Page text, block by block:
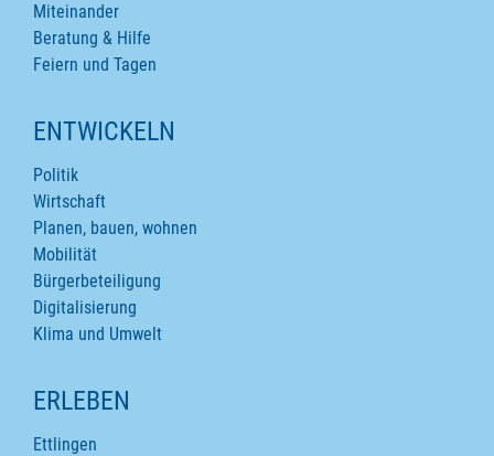
Miteinander
Beratung & Hilfe
Feiern und Tagen
ENTWICKELN
Politik
Wirtschaft
Planen, bauen, wohnen
Mobilität
Bürgerbeteiligung
Digitalisierung
Klima und Umwelt
ERLEBEN
Ettlingen